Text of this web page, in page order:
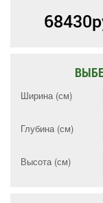
68430
Ширина (см)
Глубина (см)
Высота (см)